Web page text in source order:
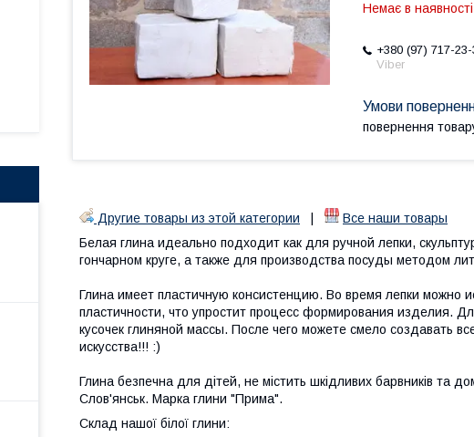
Немає в наявності
+380 (97) 717-
Viber
повернення
Другие товары из этой категории
Все наши товары
Белая глина идеально подходит как для ручной лепки,
гончарном круге, а также для производства посуды методом
Глина имеет пластичную консистенцию. Во время лепки можно
пластичности, что упростит процесс формирования изделия.
кусочек глиняной массы. После чего можете смело создавать
искусства!!! :)
Глина безпечна для дітей, не містить шкідливих барвників та
Слов'янськ. Марка глини "Прима".
Склад нашої білої глини: